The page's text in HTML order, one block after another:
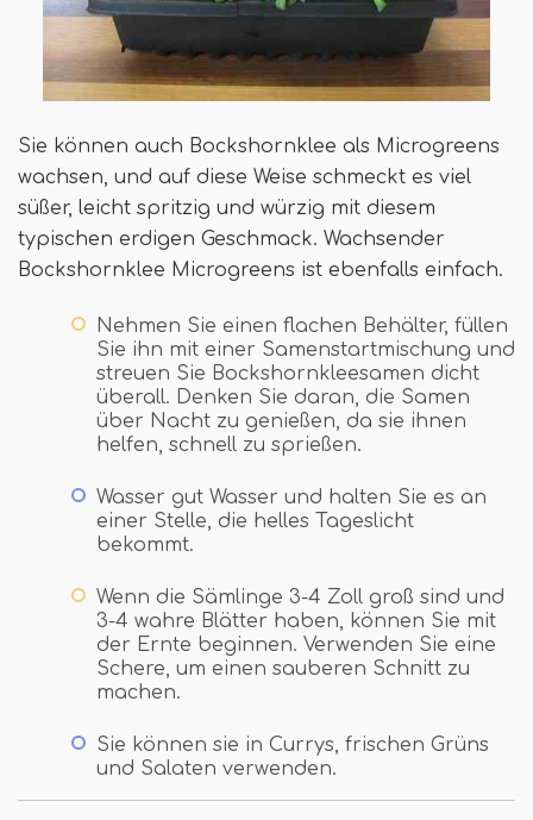
Sie können auch Bockshornklee als Microgreens
wachsen, und auf diese Weise schmeckt es viel
süßer, leicht spritzig und würzig mit diesem
typischen erdigen Geschmack. Wachsender
Bockshornklee Microgreens ist ebenfalls einfach.
Nehmen Sie einen flachen Behälter, füllen
Sie ihn mit einer Samenstartmischung und
streuen Sie Bockshornkleesamen dicht
überall. Denken Sie daran, die Samen
über Nacht zu genießen, da sie ihnen
helfen, schnell zu sprießen.
Wasser gut Wasser und halten Sie es an
einer Stelle, die helles Tageslicht
bekommt.
Wenn die Sämlinge 3-4 Zoll groß sind und
3-4 wahre Blätter haben, können Sie mit
der Ernte beginnen. Verwenden Sie eine
Schere, um einen sauberen Schnitt zu
machen.
Sie können sie in Currys, frischen Grüns
und Salaten verwenden.